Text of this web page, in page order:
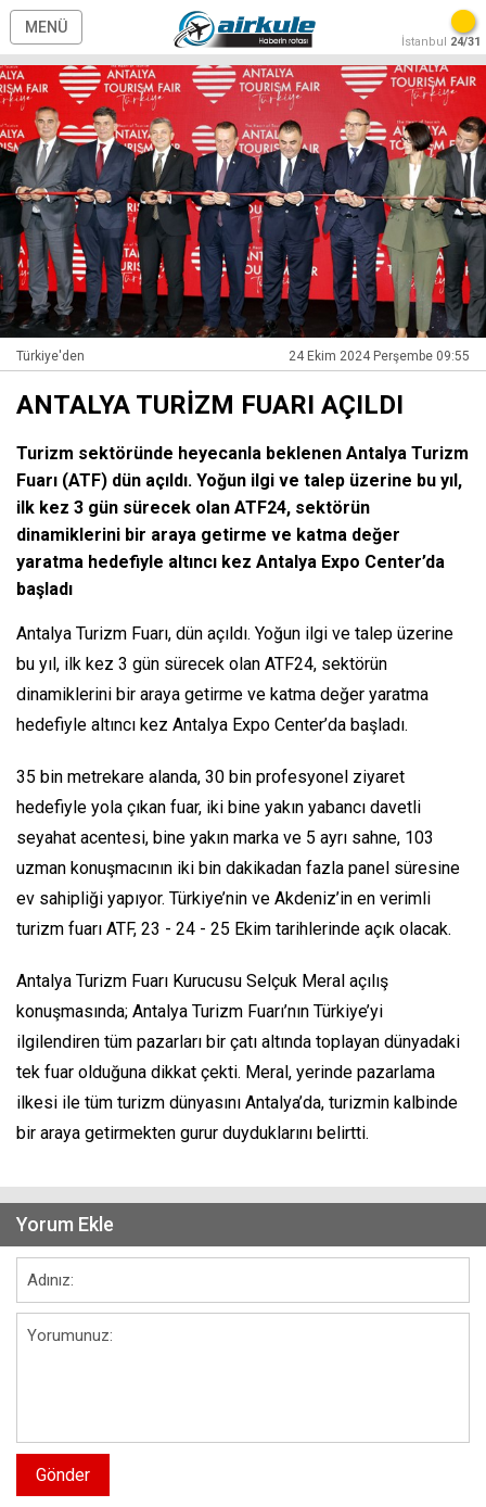
MENÜ
İstanbul 24/31
Türkiye'den 24 Ekim 2024 Perşembe 09:55
ANTALYA TURİZM FUARI AÇILDI
Turizm sektöründe heyecanla beklenen Antalya Turizm
Fuarı (ATF) dün açıldı. Yoğun ilgi ve talep üzerine bu yıl,
ilk kez 3 gün sürecek olan ATF24, sektörün
dinamiklerini bir araya getirme ve katma değer
yaratma hedefiyle altıncı kez Antalya Expo Center’da
başladı
Antalya Turizm Fuarı, dün açıldı. Yoğun ilgi ve talep üzerine
bu yıl, ilk kez 3 gün sürecek olan ATF24, sektörün
dinamiklerini bir araya getirme ve katma değer yaratma
hedefiyle altıncı kez Antalya Expo Center’da başladı.
35 bin metrekare alanda, 30 bin profesyonel ziyaret
hedefiyle yola çıkan fuar, iki bine yakın yabancı davetli
seyahat acentesi, bine yakın marka ve 5 ayrı sahne, 103
uzman konuşmacının iki bin dakikadan fazla panel süresine
ev sahipliği yapıyor. Türkiye’nin ve Akdeniz’in en verimli
turizm fuarı ATF, 23 - 24 - 25 Ekim tarihlerinde açık olacak.
Antalya Turizm Fuarı Kurucusu Selçuk Meral açılış
konuşmasında; Antalya Turizm Fuarı’nın Türkiye’yi
ilgilendiren tüm pazarları bir çatı altında toplayan dünyadaki
tek fuar olduğuna dikkat çekti. Meral, yerinde pazarlama
ilkesi ile tüm turizm dünyasını Antalya’da, turizmin kalbinde
bir araya getirmekten gurur duyduklarını belirtti.
Yorum Ekle
Gönder